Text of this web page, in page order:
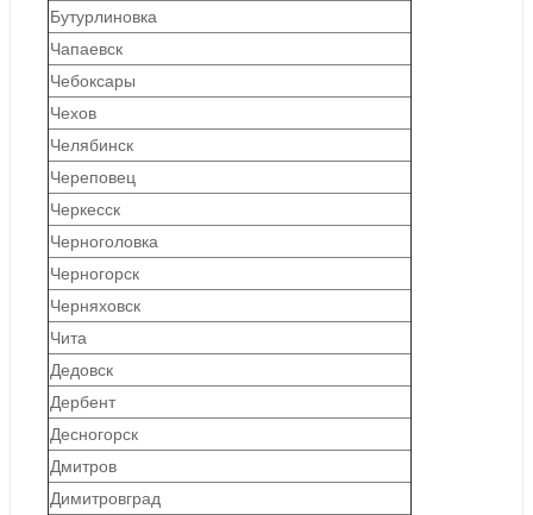
Бутурлиновка
Чапаевск
Чебоксары
Чехов
Челябинск
Череповец
Черкесск
Черноголовка
Черногорск
Черняховск
Чита
Дедовск
Дербент
Десногорск
Дмитров
Димитровград